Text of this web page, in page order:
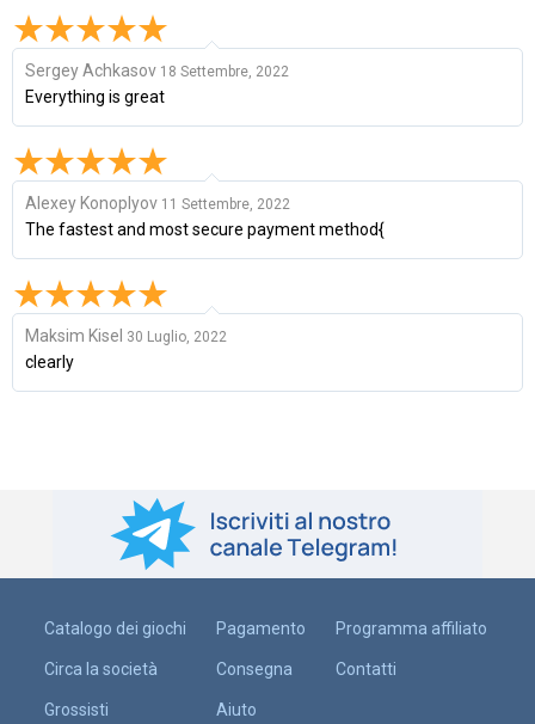
Sergey Achkasov 18 Settembre, 2022
Everything is great
Alexey Konoplyov 11 Settembre, 2022
The fastest and most secure payment method{
Maksim Kisel 30 Luglio, 2022
clearly
Catalogo dei giochi
Circa la società
Grossisti
Pagamento
Consegna
Aiuto
Programma affiliato
Contatti